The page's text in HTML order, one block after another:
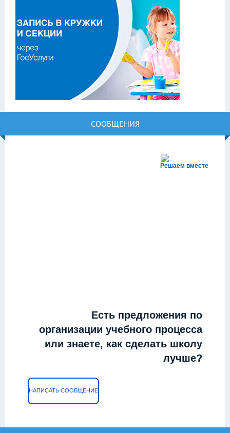
СООБЩЕНИЯ
Решаем вместе
Есть предложения по
организации учебного процесса
или знаете, как сделать школу
лучше?
НАПИСАТЬ СООБЩЕНИЕ